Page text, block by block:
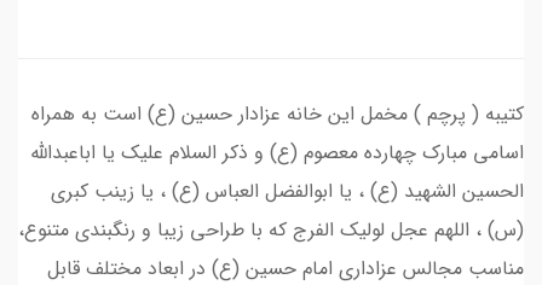
کتیبه ( پرچم ) مخمل این خانه عزادار حسین (ع) است به همراه
اسامی مبارک چهارده معصوم (ع) و ذکر السلام علیک یا اباعبدالله
الحسین الشهید (ع) ، یا ابوالفضل العباس (ع) ، یا زینب کبری
(س) ، اللهم عجل لولیک الفرج که با طراحی زیبا و رنگبندی متنوع،
مناسب مجالس عزاداری امام حسین (ع) در ابعاد مختلف قابل